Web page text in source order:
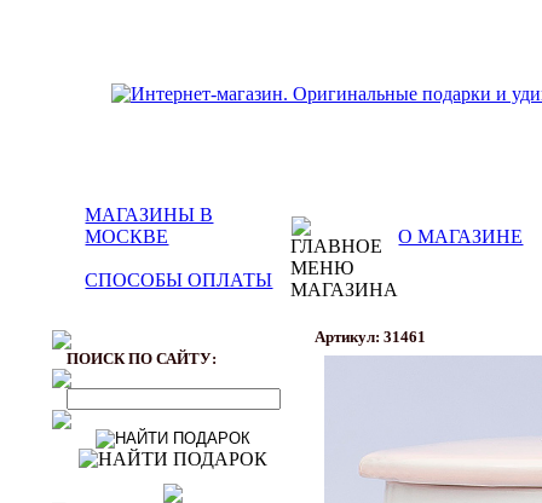
МАГАЗИНЫ В
МОСКВЕ
О МАГАЗИНЕ
СПОСОБЫ ОПЛАТЫ
ПОИСК ПО САЙТУ:
Артикул: 31461